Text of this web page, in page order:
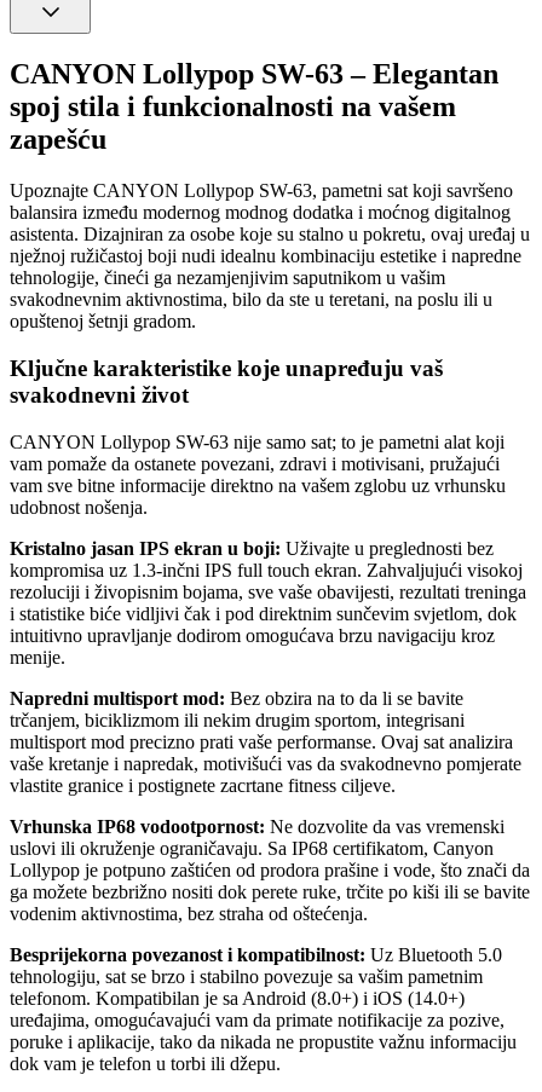
CANYON Lollypop SW-63 – Elegantan
spoj stila i funkcionalnosti na vašem
zapešću
Upoznajte CANYON Lollypop SW-63, pametni sat koji savršeno
balansira između modernog modnog dodatka i moćnog digitalnog
asistenta. Dizajniran za osobe koje su stalno u pokretu, ovaj uređaj u
nježnoj ružičastoj boji nudi idealnu kombinaciju estetike i napredne
tehnologije, čineći ga nezamjenjivim saputnikom u vašim
svakodnevnim aktivnostima, bilo da ste u teretani, na poslu ili u
opuštenoj šetnji gradom.
Ključne karakteristike koje unapređuju vaš
svakodnevni život
CANYON Lollypop SW-63 nije samo sat; to je pametni alat koji
vam pomaže da ostanete povezani, zdravi i motivisani, pružajući
vam sve bitne informacije direktno na vašem zglobu uz vrhunsku
udobnost nošenja.
Kristalno jasan IPS ekran u boji: Uživajte u preglednosti bez
kompromisa uz 1.3-inčni IPS full touch ekran. Zahvaljujući visokoj
rezoluciji i živopisnim bojama, sve vaše obavijesti, rezultati treninga
i statistike biće vidljivi čak i pod direktnim sunčevim svjetlom, dok
intuitivno upravljanje dodirom omogućava brzu navigaciju kroz
menije.
Napredni multisport mod: Bez obzira na to da li se bavite
trčanjem, biciklizmom ili nekim drugim sportom, integrisani
multisport mod precizno prati vaše performanse. Ovaj sat analizira
vaše kretanje i napredak, motivišući vas da svakodnevno pomjerate
vlastite granice i postignete zacrtane fitness ciljeve.
Vrhunska IP68 vodootpornost: Ne dozvolite da vas vremenski
uslovi ili okruženje ograničavaju. Sa IP68 certifikatom, Canyon
Lollypop je potpuno zaštićen od prodora prašine i vode, što znači da
ga možete bezbrižno nositi dok perete ruke, trčite po kiši ili se bavite
vodenim aktivnostima, bez straha od oštećenja.
Besprijekorna povezanost i kompatibilnost: Uz Bluetooth 5.0
tehnologiju, sat se brzo i stabilno povezuje sa vašim pametnim
telefonom. Kompatibilan je sa Android (8.0+) i iOS (14.0+)
uređajima, omogućavajući vam da primate notifikacije za pozive,
poruke i aplikacije, tako da nikada ne propustite važnu informaciju
dok vam je telefon u torbi ili džepu.